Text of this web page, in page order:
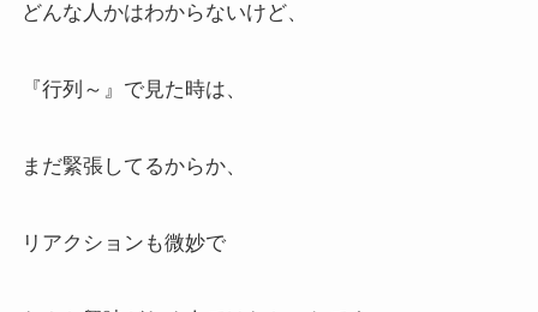
どんな人かはわからないけど、
『行列～』で見た時は、
まだ緊張してるからか、
リアクションも微妙で